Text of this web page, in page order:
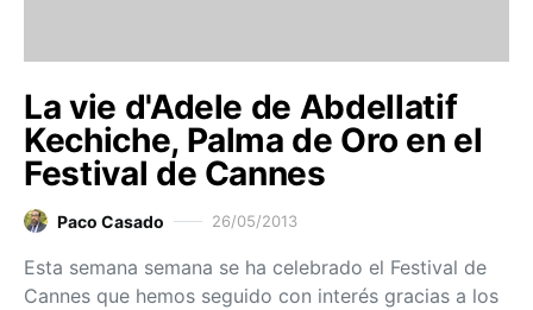
La vie d'Adele de Abdellatif
Kechiche, Palma de Oro en el
Festival de Cannes
Paco Casado 26/05/2013
Esta semana semana se ha celebrado el Festival de
Cannes que hemos seguido con interés gracias a los